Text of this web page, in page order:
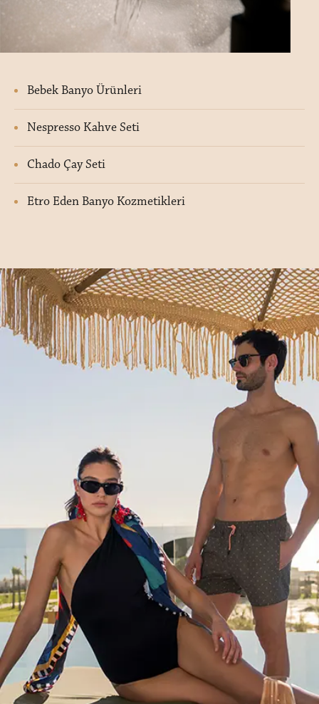
Bebek Banyo Ürünleri
Nespresso Kahve Seti
Chado Çay Seti
Etro Eden Banyo Kozmetikleri